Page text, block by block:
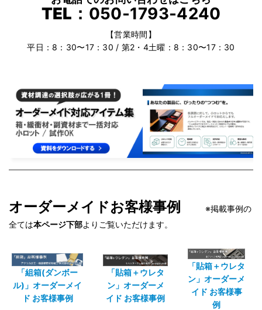
TEL： 050-1793-4240
【営業時間】
平日：8：30〜17：30 / 第2・4土曜：8：30〜17：30
オーダーメイドお客様事例
※掲載事例の
全ては本ページ下部よりご覧いただけます。
「組箱(ダンボー
ル)」オーダーメイ
ド お客様事例
「貼箱＋ウレタ
ン」オーダーメ
イド お客様事例
「貼箱＋ウレタ
ン」オーダーメ
イド お客様事
例